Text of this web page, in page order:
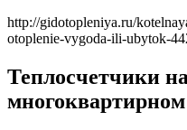
http://gidotopleniya.ru/
otoplenie-vygoda-ili-ubytok-
Теплосчетчики